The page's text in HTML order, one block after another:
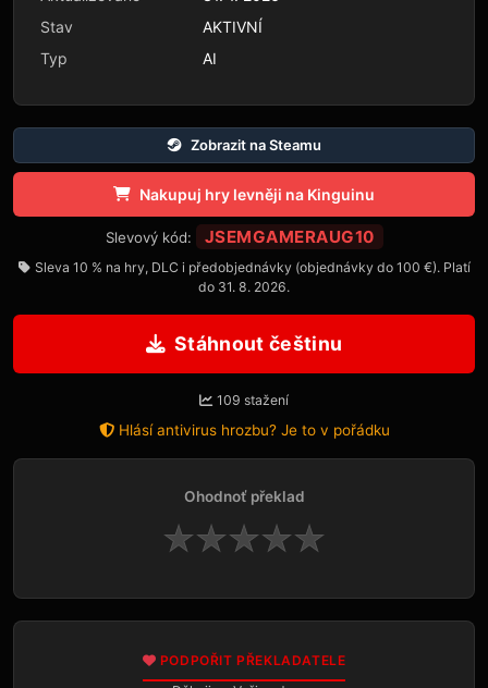
Stav
AKTIVNÍ
Typ
AI
Zobrazit na Steamu
Nakupuj hry levněji na Kinguinu
Slevový kód: JSEMGAMERAUG10
Sleva 10 % na hry, DLC i předobjednávky (objednávky do 100 €). Platí
do 31. 8. 2026.
Stáhnout češtinu
109 stažení
Hlásí antivirus hrozbu? Je to v pořádku
Ohodnoť překlad
★★★★★
PODPOŘIT PŘEKLADATELE